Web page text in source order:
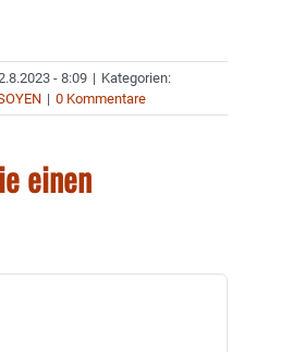
- 8:09 | Kategorien:
| 0 Kommentare
einen